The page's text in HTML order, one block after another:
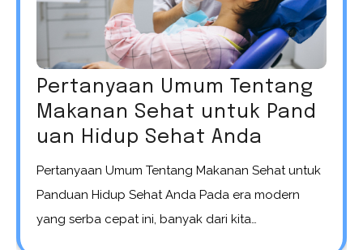
Pertanyaan Umum Tentang
Makanan Sehat untuk Pand
uan Hidup Sehat Anda
Pertanyaan Umum Tentang Makanan Sehat untuk
Panduan Hidup Sehat Anda Pada era modern
yang serba cepat ini, banyak dari kita…